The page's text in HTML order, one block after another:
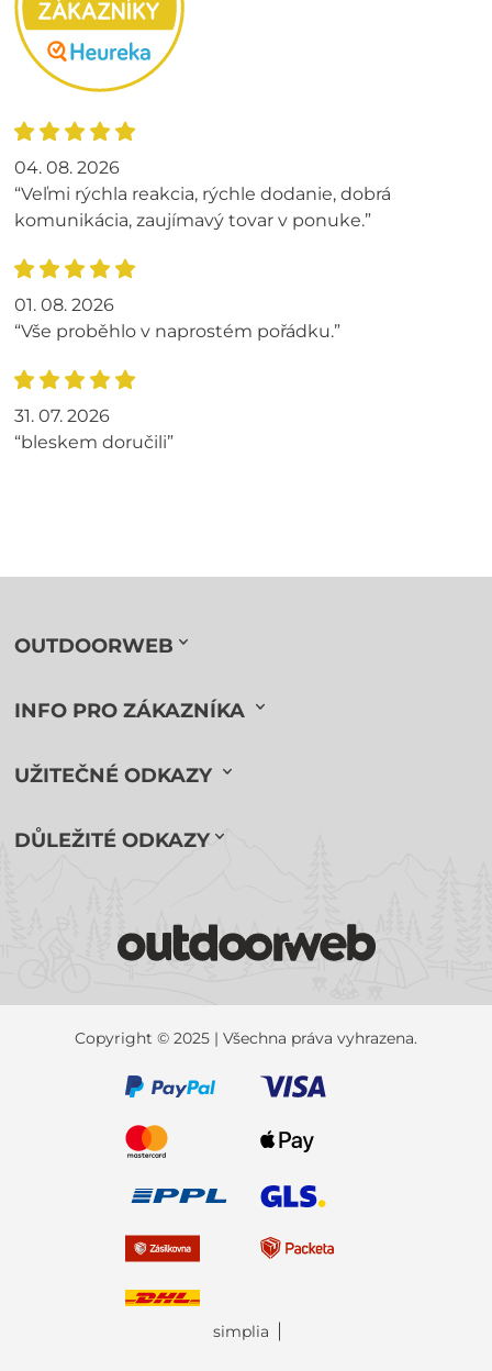
04. 08. 2026
“Veľmi rýchla reakcia, rýchle dodanie, dobrá
komunikácia, zaujímavý tovar v ponuke.”
01. 08. 2026
“Vše proběhlo v naprostém pořádku.”
31. 07. 2026
“bleskem doručili”
OUTDOORWEB
INFO PRO ZÁKAZNÍKA
UŽITEČNÉ ODKAZY
DŮLEŽITÉ ODKAZY
Copyright © 2025 | Všechna práva vyhrazena.
simplia